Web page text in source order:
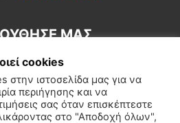
ΜΑΣ
cookies
στην ιστοσελίδα μας για να
περιήγησης και να
σας όταν επισκέπτεστε
στο "Αποδοχή όλων",